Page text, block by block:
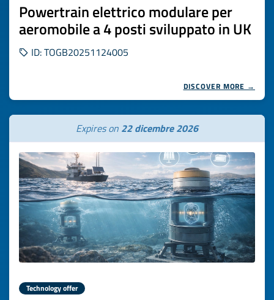
Powertrain elettrico modulare per
aeromobile a 4 posti sviluppato in UK
ID: TOGB20251124005
DISCOVER MORE →
Expires on 22 dicembre 2026
Technology offer